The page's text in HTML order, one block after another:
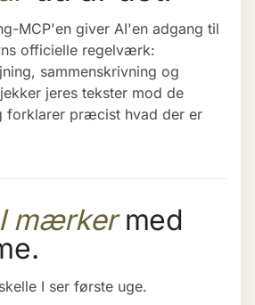
MCP'en giver AI'en adgang til
officielle regelværk:
sammenskrivning og
jeres tekster mod de
forklarer præcist hvad der er
I mærkermed
I ser første uge.